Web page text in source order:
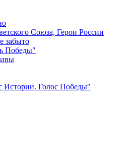
Союза, Герои России
забыто
Победы"
Истории. Голос Победы"